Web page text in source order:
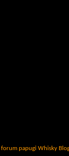
forum papugi Whisky